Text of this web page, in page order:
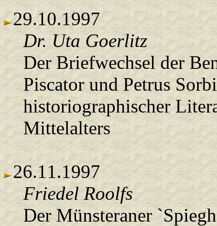
29.10.1997
Dr. Uta Goerlitz
Der Briefwechsel der
Piscator und Petrus
historiographischer
Mittelalters
26.11.1997
Friedel Roolfs
Der Münsteraner